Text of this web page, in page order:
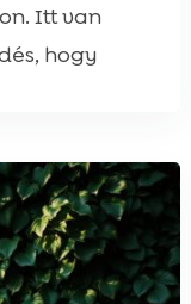
Itt van
hogy